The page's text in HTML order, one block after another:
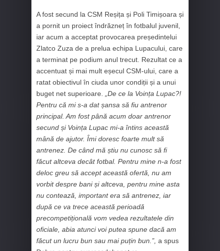
A fost secund la CSM Reșița și Poli Timișoara și
a pornit un proiect îndrăzneț în fotbalul juvenil,
iar acum a acceptat provocarea președintelui
Zlatco Zuza de a prelua echipa Lupacului, care
a terminat pe podium anul trecut. Rezultat ce a
accentuat și mai mult eșecul CSM-ului, care a
ratat obiectivul în ciuda unor condiții și a unui
buget net superioare.
„De ce la Voința Lupac?!
Pentru că mi s-a dat șansa să fiu antrenor
principal. Am fost până acum doar antrenor
secund și Voința Lupac mi-a întins această
mână de ajutor. Îmi doresc foarte mult să
antrenez. De când mă știu nu cunosc să fi
făcut altceva decât fotbal. Pentru mine n-a fost
deloc greu să accept această ofertă, nu am
vorbit despre bani și altceva, pentru mine asta
nu contează, important era să antrenez, iar
după ce va trece această perioadă
precompetițională vom vedea rezultatele din
oficiale, abia atunci voi putea spune dacă am
făcut un lucru bun sau mai puțin bun.”, a spus